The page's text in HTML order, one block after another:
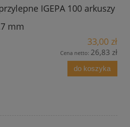
IGEPA 100 arkuszy
mm
33,00 zł
Cena netto: 26,83 zł
do koszyka